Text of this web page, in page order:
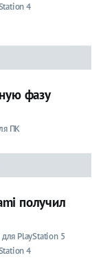
4
фазу
ПК
получил
PlayStation 5
4